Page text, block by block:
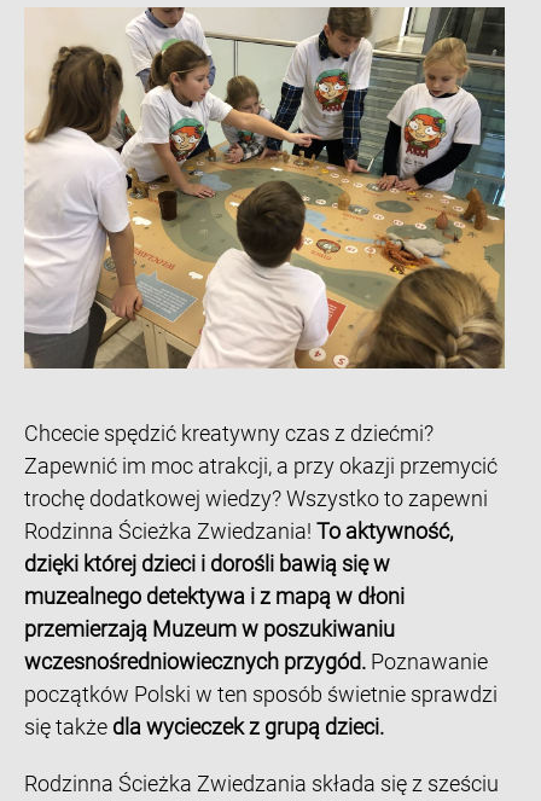
Chcecie spędzić kreatywny czas z dziećmi?
Zapewnić im moc atrakcji, a przy okazji przemycić
trochę dodatkowej wiedzy? Wszystko to zapewni
Rodzinna Ścieżka Zwiedzania! To aktywność,
dzięki której dzieci i dorośli bawią się w
muzealnego detektywa i z mapą w dłoni
przemierzają Muzeum w poszukiwaniu
wczesnośredniowiecznych przygód.Poznawanie
początków Polski w ten sposób świetnie sprawdzi
się takżedla wycieczek z grupą dzieci.
Rodzinna Ścieżka Zwiedzania składa się z sześciu